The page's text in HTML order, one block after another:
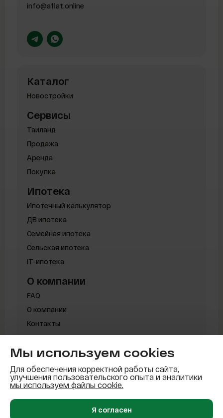
info@aflat.online
Каталог
Новостройки
Сервисы
Таиланд
Продажа
Аренда
Покупка
Ипотека
Ипотечный калькулятор
ДВ ипотека
Семейная ипотека
Сельская ипотека
IT-ипотека
О компании
FAQ
О компании
Контакты
Политика конфиденциальности
© 2026 AFLAT. Все права защищены
Карта сайта
Мы используем cookies
Для обеспечения корректной работы сайта,
улучшения пользовательского опыта и аналитики
мы используем файлы cookie.
Я согласен